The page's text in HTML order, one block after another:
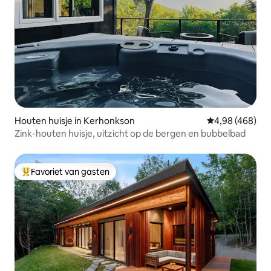
Houten huisje in Kerhonkson Gemiddelde
4,98 (468)
Zink-houten huisje, uitzicht op de bergen en bubbelbad
Topfavoriet van gasten
Favoriet van gasten